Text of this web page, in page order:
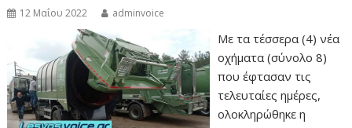
12 Μαΐου 2022 adminvoice
Με τα τέσσερα (4) νέα
οχήματα (σύνολο 8)
που έφτασαν τις
τελευταίες ημέρες,
ολοκληρώθηκε η